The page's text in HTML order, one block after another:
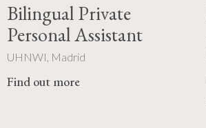
Bilingual Private
Personal Assistant
UHNWI, Madrid
Find out more